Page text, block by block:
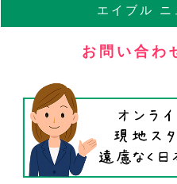
エイブル ニ
お問い合わ